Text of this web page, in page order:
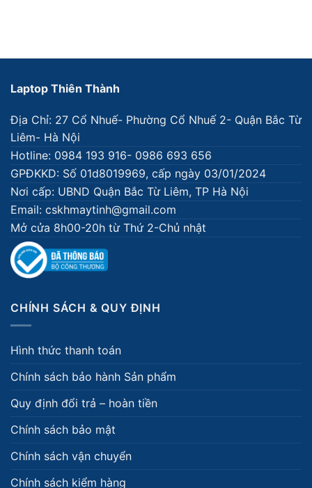
Laptop Thiên Thành
Địa Chỉ: 27 Cổ Nhuế- Phường Cổ Nhuế 2- Quận Bắc Từ
Liêm- Hà Nội
Hotline: 0984 193 916- 0986 693 656
GPĐKKD: Số 01d8019969, cấp ngày 03/01/2024
Nơi cấp: UBND Quận Bắc Từ Liêm, TP Hà Nội
Email: cskhmaytinh@gmail.com
Mở cửa 8h00-20h từ Thứ 2-Chủ nhật
CHÍNH SÁCH & QUY ĐỊNH
Hình thức thanh toán
Chính sách bảo hành Sản phẩm
Quy định đổi trả – hoàn tiền
Chính sách bảo mật
Chính sách vận chuyển
Chính sách kiểm hàng